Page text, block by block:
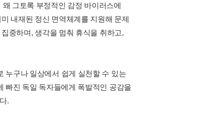
그토록 부정적인 감정 바이러스에
내재된 정신 면역체계를 지원해 문제
중하며, 생각을 멈춰 휴식을 취하고,
누구나 일상에서 쉽게 실천할 수 있는
빠진 독일 독자들에게 폭발적인 공감을
.